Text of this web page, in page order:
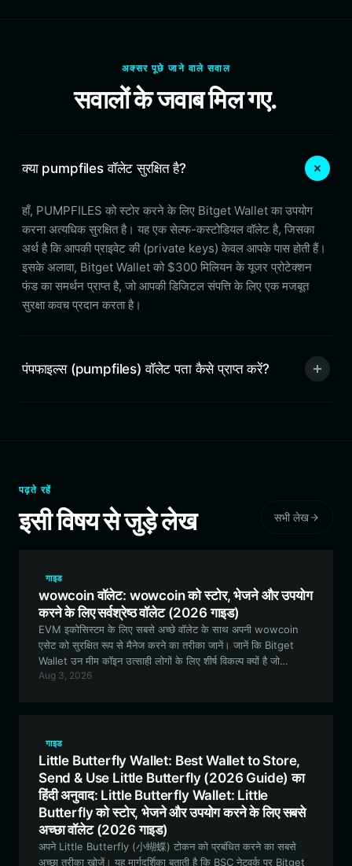
अक्सर पूछे जाने वाले सवाल
सवालों के जवाब मिल गए.
क्या pumpfiles वॉलेट सुरक्षित है?
हाँ, PUMPFILES को स्टोर करने के लिए Bitget Wallet का उपयोग
करना अत्यधिक सुरक्षित है। यह एक सेल्फ-कस्टोडियल वॉलेट है, जिसका
अर्थ है कि आपकी प्राइवेट की (private keys) केवल आपके पास होती हैं।
इसके अलावा, Bitget Wallet को $300 मिलियन के यूजर प्रोटेक्शन
फंड का समर्थन प्राप्त है, जो आपकी डिजिटल संपत्ति के लिए एक मजबूत
सुरक्षा कवच प्रदान करता है।
पंपफाइल्स (pumpfiles) वॉलेट पता कैसे प्राप्त करें?
पढ़ते रहें
इसी विषय से जुड़े लेख सभी लेख
गाइड
wowcoin वॉलेट: wowcoin को स्टोर, भेजने और उपयोग
करने के लिए सर्वश्रेष्ठ वॉलेट (2026 गाइड)
EVM इकोसिस्टम के लिए सबसे अच्छे वॉलेट के साथ अपनी wowcoin
एसेट को सुरक्षित रूप से मैनेज करने का तरीका जानें। जानें कि Bitget
Wallet उन मीम कॉइन उत्साही लोगों के लिए शीर्ष विकल्प क्यों है जो
प्रायोगिक सामुदायिक परियोजनाओं में भाग लेना चाहते हैं।
Aug 3, 2026
गाइड
Little Butterfly Wallet: Best Wallet to Store,
Send & Use Little Butterfly (2026 Guide) का
हिंदी अनुवाद: Little Butterfly Wallet: Little
Butterfly को स्टोर, भेजने और उपयोग करने के लिए सबसे
अच्छा वॉलेट (2026 गाइड)
अपने Little Butterfly (小蝴蝶) टोकन को प्रबंधित करने का सबसे
अच्छा तरीका खोजें। यह मार्गदर्शिका बताती है कि BSC नेटवर्क पर Bitget